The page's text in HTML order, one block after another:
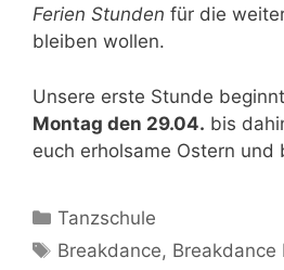
Ferien Stunden für die
bleiben wollen.
Unsere erste Stunde
Montag den 29.04. bis
euch erholsame Ostern und
Kategorien
Tanzschule
Schlagwörter
Breakdance, Breakdance